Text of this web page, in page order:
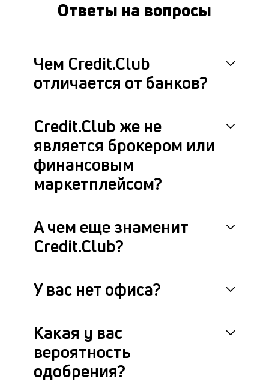
Ответы на вопросы
Чем Credit.Club
отличается от банков?
Credit.Club же не
является брокером или
финансовым
маркетплейсом?
А чем еще знаменит
Credit.Club?
У вас нет офиса?
Какая у вас
вероятность
одобрения?